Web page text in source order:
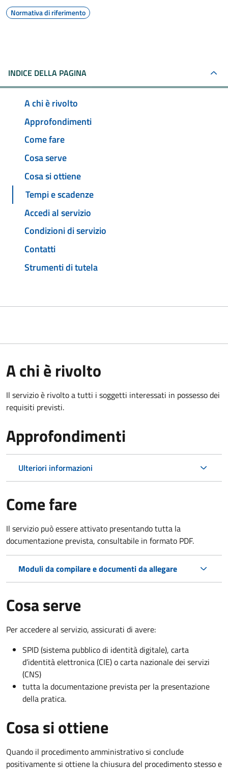
Normativa di riferimento
INDICE DELLA PAGINA
A chi è rivolto
Approfondimenti
Come fare
Cosa serve
Cosa si ottiene
Tempi e scadenze
Accedi al servizio
Condizioni di servizio
Contatti
Strumenti di tutela
A chi è rivolto
Il servizio è rivolto a tutti i soggetti interessati in possesso dei
requisiti previsti.
Approfondimenti
Ulteriori informazioni
Come fare
Il servizio può essere attivato presentando tutta la
documentazione prevista, consultabile in formato PDF.
Moduli da compilare e documenti da allegare
Cosa serve
Per accedere al servizio, assicurati di avere:
SPID (sistema pubblico di identità digitale), carta
d’identità elettronica (CIE) o carta nazionale dei servizi
(CNS)
tutta la documentazione prevista per la presentazione
della pratica.
Cosa si ottiene
Quando il procedimento amministrativo si conclude
positivamente si ottiene la chiusura del procedimento stesso e